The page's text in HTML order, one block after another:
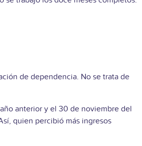
de dependencia. No se trata de
anterior y el 30 de noviembre del
quien percibió más ingresos